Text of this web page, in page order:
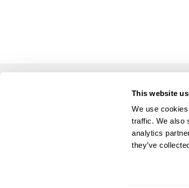
This website
We use
traffic. We also
analytics
they’ve
(Chamada para rede móvel nacional)
info@lusogolfe.com